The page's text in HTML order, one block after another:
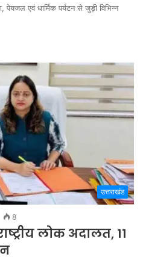
पेयजल एवं धार्मिक पर्यटन से जुड़ी विभिन्न
उत्तराखंड
8
लोक अदालत, 11